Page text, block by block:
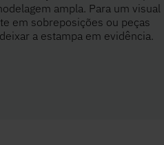
ampla. Para um visual
em sobreposições ou peças
a estampa em evidência.